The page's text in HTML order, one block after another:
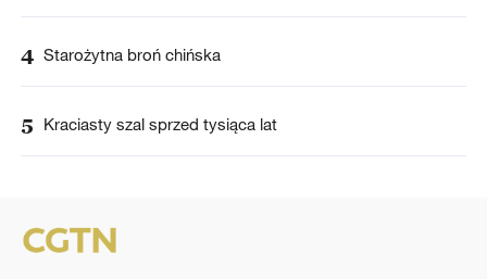
4 Starożytna broń chińska
5 Kraciasty szal sprzed tysiąca lat